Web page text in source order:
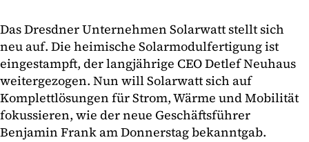
Das Dresdner Unternehmen Solarwatt stellt sich
neu auf. Die heimische Solarmodulfertigung ist
eingestampft, der langjährige CEO Detlef Neuhaus
weitergezogen. Nun will Solarwatt sich auf
Komplettlösungen für Strom, Wärme und Mobilität
fokussieren, wie der neue Geschäftsführer
Benjamin Frank am Donnerstag bekanntgab.